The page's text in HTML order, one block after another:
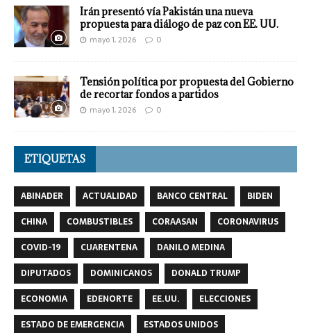
Irán presentó vía Pakistán una nueva
propuesta para diálogo de paz con EE. UU.
mayo 1, 2026 0
Tensión política por propuesta del Gobierno
de recortar fondos a partidos
mayo 1, 2026 0
ETIQUETAS
ABINADER ACTUALIDAD BANCO CENTRAL
BIDEN
CHINA
COMBUSTIBLES CORAASAN
CORONAVIRUS
COVID-19
CUARENTENA
DANILO MEDINA
DIPUTADOS
DOMINICANOS
DONALD TRUMP
ECONOMIA
EDENORTE EE.UU.
ELECCIONES
ESTADO DE EMERGENCIA
ESTADOS UNIDOS